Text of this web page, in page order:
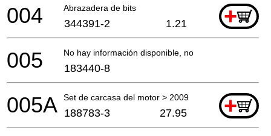
Abrazadera de bits +
004 344391-2 1.21
No hay información disponible, no se puede pedir
005 183440-8
Set de carcasa del motor > 2009 +
005A 188783-3 27.95